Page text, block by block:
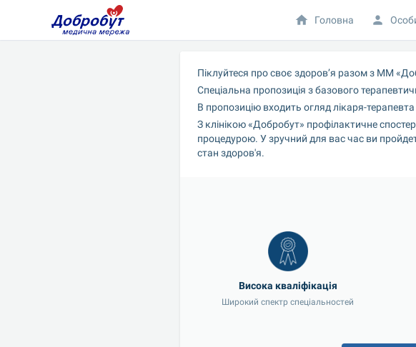
Піклуйтеся про своє здоров’я разом з ММ
Спеціальна пропозиція з базового
В пропозицію входить огляд лікаря-
З клінікою «Добробут» профілактичне
процедурою. У зручний для вас час ви
стан здоров'я.
Широкий спектр спеціальностей
Головна